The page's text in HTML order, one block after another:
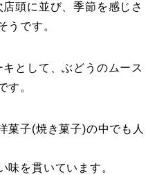
頭に並び、季節を感じさ
うです。
として、ぶどうのムース
す。
菓子(焼き菓子)の中でも人
味 を貫いています。